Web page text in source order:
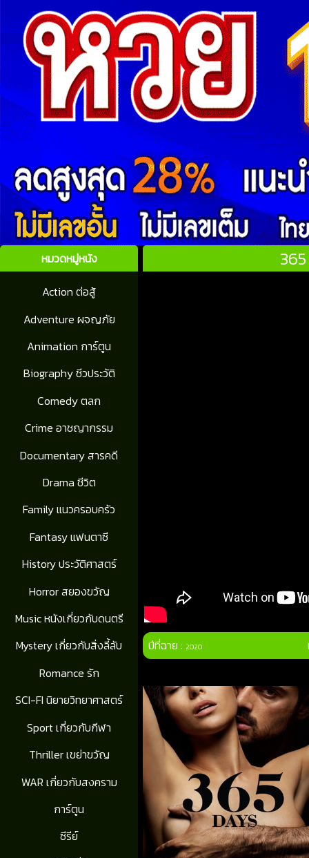
หมวดหมู่หนัง
Action ต่อสู้
Adventure ผจญภัย
Animation การ์ตูน
Biography ชีวประวัติ
Comedy ตลก
Crime อาชญากรรม
Documentary สารคดี
Drama ชีวิต
Family แนวครอบครัว
Fantasy แฟนตาซี
History ประวัติศาสตร์
Horror สยองขวัญ
Music หนังเกี่ยวกับดนตรี
Mystery เกี่ยวกับสิ่งลี้ลับ
Romance รัก
SCI-FI นิยายวิทยาศาสตร์
Sport เกี่ยวกับกีฬา
Thriller เขย่าขวัญ
WAR เกี่ยวกับสงคราม
การ์ตูน
ซีรีย์
ปีที่ฉาย :2020